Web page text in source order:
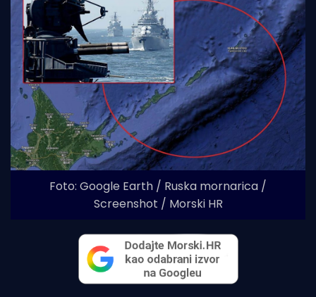
Foto: Google Earth / Ruska mornarica /
Screenshot / Morski HR